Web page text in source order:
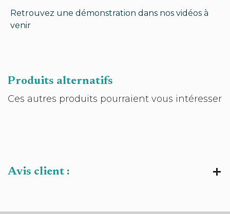
Retrouvez une démonstration dans nos vidéos à
venir
Produits alternatifs
Ces autres produits pourraient vous intéresser
Avis client :